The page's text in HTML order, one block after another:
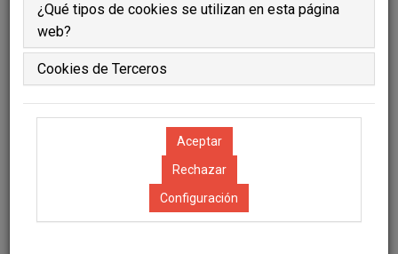
¿Qué tipos de cookies se utilizan en esta página
web?
Cookies de Terceros
Configuración
Actividades SECPAL 2026
09/07/2026 Fuente: secpal2026cartagena.com
VII Certamen de Microrrelatos de Voluntariado en
01/07/2026 Fuente: volured.com